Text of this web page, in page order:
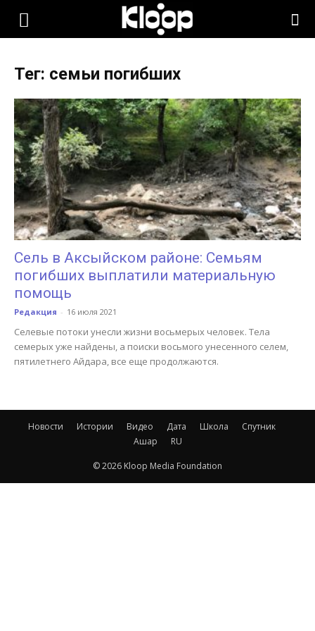
KLOOP.KG
Новости
Кыргызстана
Тег: семьи погибших
Сель в Аксыйском районе: Семьям
погибших выплатили материальную
помощь
Редакция - 16 июля 2021
Селевые потоки унесли жизни восьмерых человек. Тела
семерых уже найдены, а поиски восьмого унесенного селем,
пятилетнего Айдара, все еще продолжаются.
Новости Истории Видео Дата Школа
Спутник
Ашар
RU
© 2026 Kloop Media Foundation